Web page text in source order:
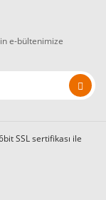
e-bültenimize
SSL sertifikası ile